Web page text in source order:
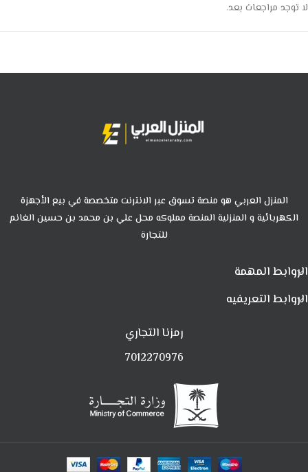
لا توجد مراجعات بعد.
المنزل العربي هو منصة تسوق عبر الانترنت متخصصة في بيع الأجهزة
الكهربائية و المنزلية المنصة مملوكه محل علي بن محمد بن حسين الغانم
للتجارة
الروابط المهمة
الروابط التعريفيه
رمزنا التجاري
7012270976